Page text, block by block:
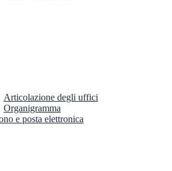
Articolazione degli uffici
Organigramma
e posta elettronica